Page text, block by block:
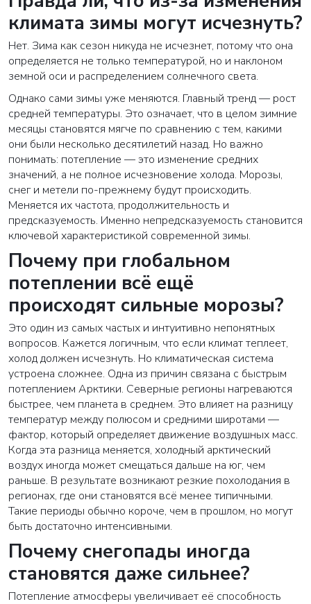
климата зимы могут исчезнуть?
Нет. Зима как сезон никуда не исчезнет, потому что она
определяется не только температурой, но и наклоном
земной оси и распределением солнечного света.
Однако сами зимы уже меняются. Главный тренд — рост
средней температуры. Это означает, что в целом зимние
месяцы становятся мягче по сравнению с тем, какими
они были несколько десятилетий назад. Но важно
понимать: потепление — это изменение средних
значений, а не полное исчезновение холода. Морозы,
снег и метели по-прежнему будут происходить.
Меняется их частота, продолжительность и
предсказуемость. Именно непредсказуемость становится
ключевой характеристикой современной зимы.
Почему при глобальном
потеплении всё ещё
происходят сильные морозы?
Это один из самых частых и интуитивно непонятных
вопросов. Кажется логичным, что если климат теплеет,
холод должен исчезнуть. Но климатическая система
устроена сложнее. Одна из причин связана с быстрым
потеплением Арктики. Северные регионы нагреваются
быстрее, чем планета в среднем. Это влияет на разницу
температур между полюсом и средними широтами —
фактор, который определяет движение воздушных масс.
Когда эта разница меняется, холодный арктический
воздух иногда может смещаться дальше на юг, чем
раньше. В результате возникают резкие похолодания в
регионах, где они становятся всё менее типичными.
Такие периоды обычно короче, чем в прошлом, но могут
быть достаточно интенсивными.
Почему снегопады иногда
становятся даже сильнее?
Потепление атмосферы увеличивает её способность